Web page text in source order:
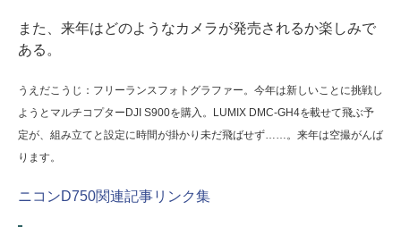
また、来年はどのようなカメラが発売されるか楽しみで
ある。
うえだこうじ：フリーランスフォトグラファー。今年は新しいことに挑戦し
ようとマルチコプターDJI S900を購入。LUMIX DMC-GH4を載せて飛ぶ予
定が、組み立てと設定に時間が掛かり未だ飛ばせず……。来年は空撮がんば
ります。
ニコンD750関連記事リンク集